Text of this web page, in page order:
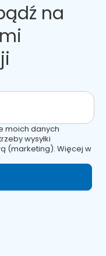
na
moich danych
wysyłki
(marketing). Więcej w